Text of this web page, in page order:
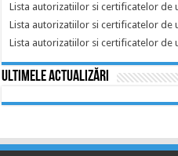
Lista autorizatiilor si certificatelor de
Lista autorizatiilor si certificatelor de
Lista autorizatiilor si certificatelor de
Ultimele actualizări